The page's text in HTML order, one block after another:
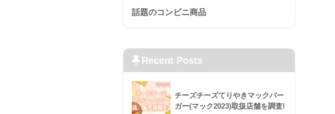
話題のコンビニ商品
Recent Posts
チーズチーズてりやきマックバー
ガー(マック2023)取扱店舗を調査!